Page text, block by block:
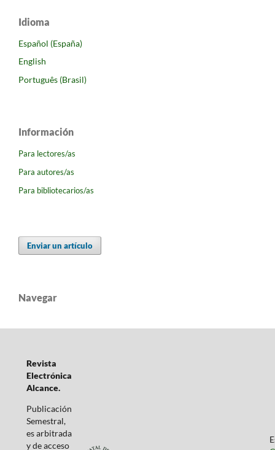
Idioma
Español (España)
English
Português (Brasil)
Información
Para lectores/as
Para autores/as
Para bibliotecarios/as
Enviar un artículo
Navegar
Revista
Electrónica
Alcance.
Publicación
Semestral,
es arbitrada
y de acceso